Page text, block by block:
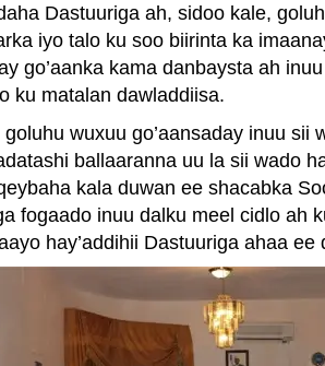
Dastuuriga ah, sidoo kale,
iyo talo ku soo biirinta ka
go’aanka kama danbaysta ah
ku matalan dawladdiisa.
wuxuu go’aansaday inuu sii
ballaaranna uu la sii wado
kala duwan ee shacabka
fogaado inuu dalku meel cidlo ah
hay’addihii Dastuuriga ahaa ee